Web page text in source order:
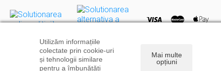
Copyright © 2026Ruiz.ro| Toate drepturile rezervate | Powered
byLevitate
Utilizăm informațiile
colectate prin cookie-uri
și tehnologii similare
pentru a îmbunătăți
Mai multe
opțiuni